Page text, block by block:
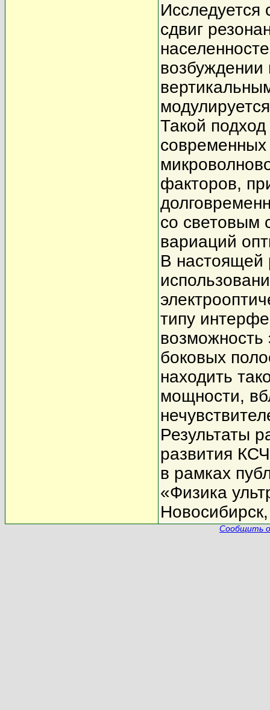
Исследуется
сдвиг
возбуждении
Такой
современных
факторов,
со световым
вариаций
В настоящей
типу
боковых
находить
мощности,
Результаты
развития
в рамках
«Физика
Сообщить о